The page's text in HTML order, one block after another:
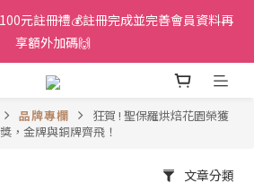
元註冊禮💰註冊完成並完善會員資料再
享額外加碼🙌
品牌專欄
狂賀 ! 聖保羅烘焙花園榮獲
，金牌與銅牌齊飛！
文章分類